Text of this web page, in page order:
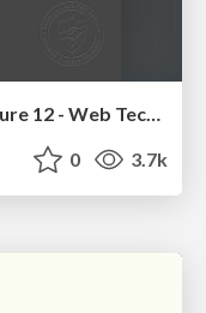
Future Trends and Review - Lecture 12 - Web Technologies (1019888BNR)
0 3.7k